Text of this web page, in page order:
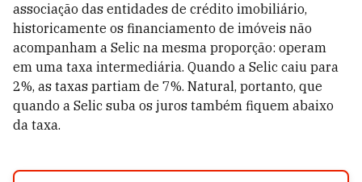
associação das entidades de crédito imobiliário,
historicamente os financiamento de imóveis não
acompanham a Selic na mesma proporção: operam
em uma taxa intermediária. Quando a Selic caiu para
2%, as taxas partiam de 7%. Natural, portanto, que
quando a Selic suba os juros também fiquem abaixo
da taxa.